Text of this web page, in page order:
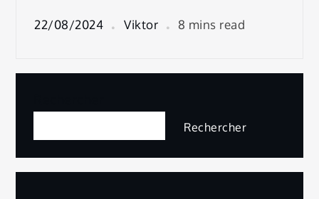
22/08/2024 Viktor 8 mins read
Rechercher